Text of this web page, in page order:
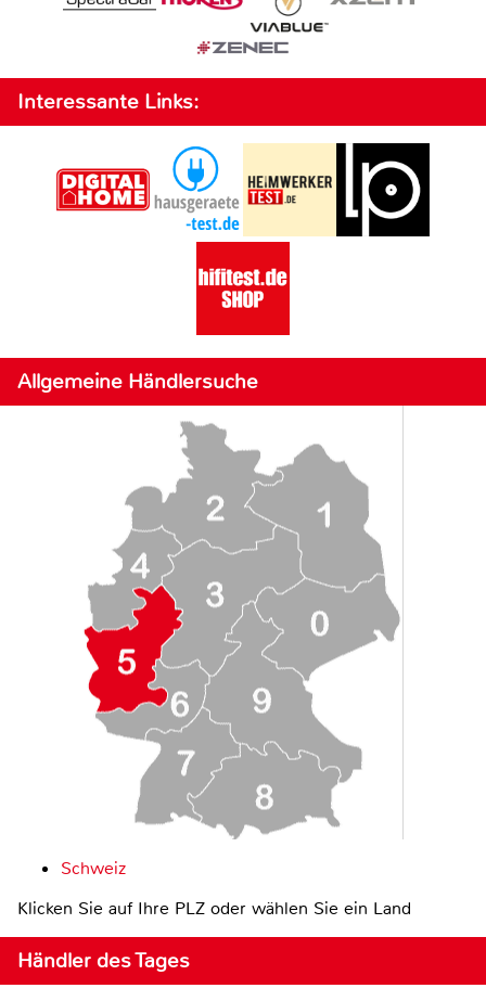
Interessante Links:
Allgemeine Händlersuche
Schweiz
Klicken Sie auf Ihre PLZ oder wählen Sie ein Land
Händler des Tages